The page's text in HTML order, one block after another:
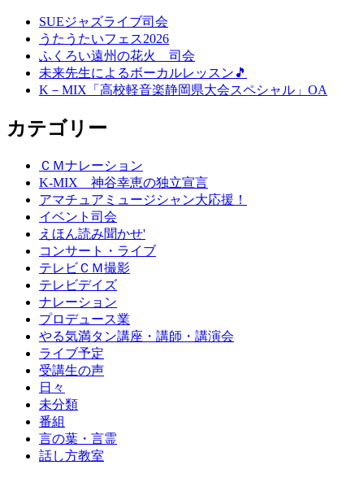
SUEジャズライブ司会
うたうたいフェス2026
ふくろい遠州の花火 司会
未来先生によるボーカルレッスン🎵
K－MIX「高校軽音楽静岡県大会スペシャル」OA
カテゴリー
ＣＭナレーション
K-MIX 神谷幸恵の独立宣言
アマチュアミュージシャン大応援！
イベント司会
えほん読み聞かせ'
コンサート・ライブ
テレビＣＭ撮影
テレビデイズ
ナレーション
プロデュース業
やる気満タン講座・講師・講演会
ライブ予定
受講生の声
日々
未分類
番組
言の葉・言霊
話し方教室